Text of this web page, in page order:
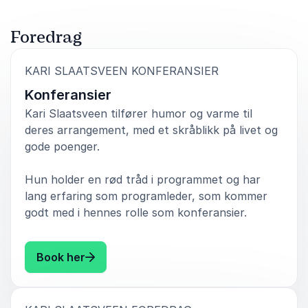
Foredrag
KARI SLAATSVEEN KONFERANSIER
Konferansier
Kari Slaatsveen tilfører humor og varme til
deres arrangement, med et skråblikk på livet og
gode poenger.
Hun holder en rød tråd i programmet og har
lang erfaring som programleder, som kommer
godt med i hennes rolle som konferansier.
Book her: Kari Slaatsveen Konferansier